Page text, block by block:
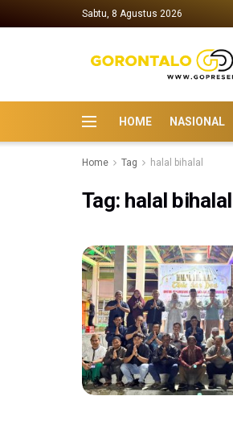
Sabtu, 8 Agustus 2026
HOME NASIONAL
Home Tag halal bihalal
Tag: halal bihalal